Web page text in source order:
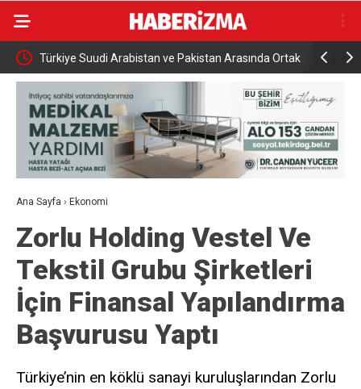
Türkiye Suudi Arabistan ve Pakistan Arasında Ortak
Savunma Anlaşması
Rusya
saldırısı
Ana Sayfa › Ekonomi
Zorlu Holding Vestel Ve
Tekstil Grubu Şirketleri
İçin Finansal Yapılandırma
Başvurusu Yaptı
Türkiye’nin en köklü sanayi kuruluşlarından Zorlu